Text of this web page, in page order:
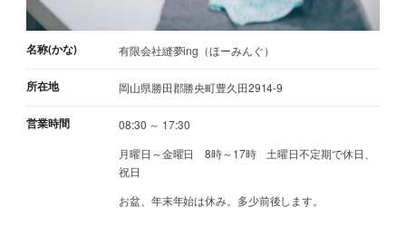
名称(かな) 有限会社縫夢ing（ほーみんぐ）
所在地 岡山県勝田郡勝央町豊久田2914-9
営業時間
08:30 ～ 17:30
月曜日～金曜日 8時～17時 土曜日不定期で休日、
祝日
お盆、年末年始は休み。多少前後します。